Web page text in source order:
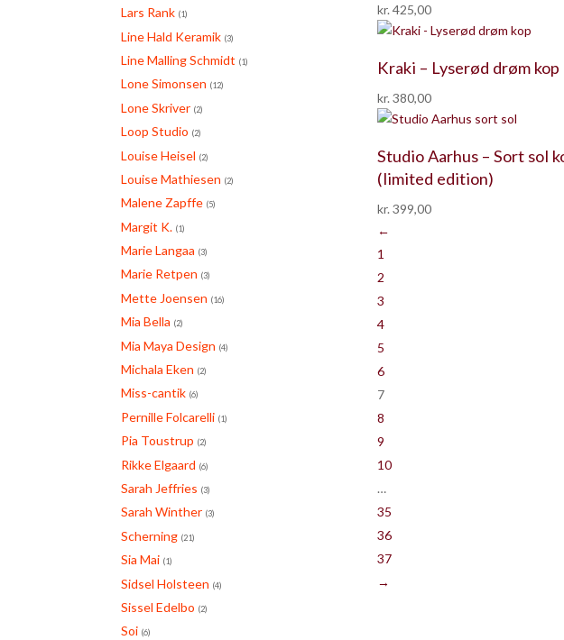
kr. 425,00
Kraki – Lyserød drøm kop
kr. 380,00
Studio Aarhus – Sort sol
(limited edition)
kr. 399,00
←
1
2
3
4
5
6
7
8
9
10
…
35
36
37
→
Lars Rank (1)
Line Hald Keramik (3)
Line Malling Schmidt (1)
Lone Simonsen (12)
Lone Skriver (2)
Loop Studio (2)
Louise Heisel (2)
Louise Mathiesen (2)
Malene Zapffe (5)
Margit K. (1)
Marie Langaa (3)
Marie Retpen (3)
Mette Joensen (16)
Mia Bella (2)
Mia Maya Design (4)
Michala Eken (2)
Miss-cantik (6)
Pernille Folcarelli (1)
Pia Toustrup (2)
Rikke Elgaard (6)
Sarah Jeffries (3)
Sarah Winther (3)
Scherning (21)
Sia Mai (1)
Sidsel Holsteen (4)
Sissel Edelbo (2)
Soi (6)